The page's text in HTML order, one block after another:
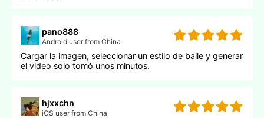
pano888
Android user from China
Cargar la imagen, seleccionar un estilo de baile y generar
el video solo tomó unos minutos.
hjxxchn
iOS user from China